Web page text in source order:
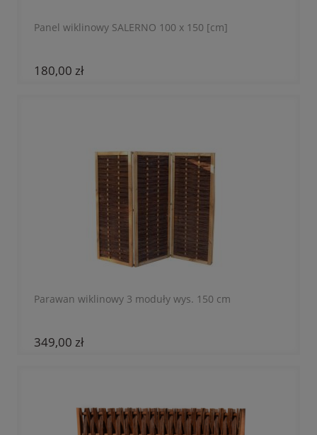
Panel wiklinowy SALERNO 100 x 150 [cm]
180,00 zł
Parawan wiklinowy 3 moduły wys. 150 cm
349,00 zł